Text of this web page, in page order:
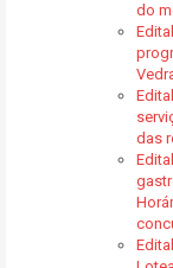
do
das